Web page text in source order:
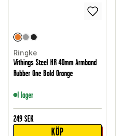
Ringke
Withings Steel HR 40mm Armband
Rubber One Bold Orange
I lager
249 SEK
KÖP